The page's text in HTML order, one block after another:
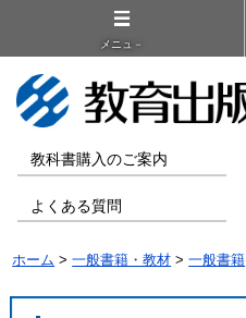
メニュ－
教科書購入のご案内
よくある質問
ホーム >一般書籍・教材 >一般書籍